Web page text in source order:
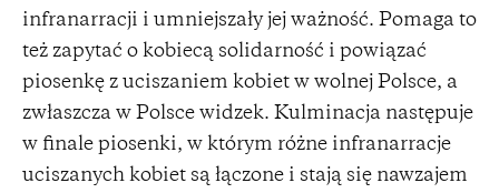
infranarracji i umniejszały jej ważność. Pomaga to
też zapytać o kobiecą solidarność i powiązać
piosenkę z uciszaniem kobiet w wolnej Polsce, a
zwłaszcza w Polsce widzek. Kulminacja następuje
w finale piosenki, w którym różne infranarracje
uciszanych kobiet są łączone i stają się nawzajem